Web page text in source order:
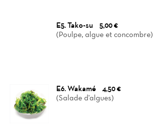
E5. Tako-su
5,00 €
(Poulpe, algue et concombre)
E6. Wakamé
4,50 €
(Salade d'algues)